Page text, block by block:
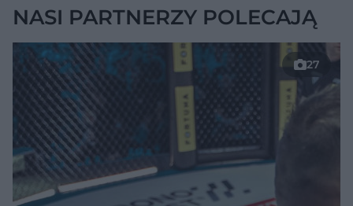
NASI PARTNERZY POLECAJĄ
27